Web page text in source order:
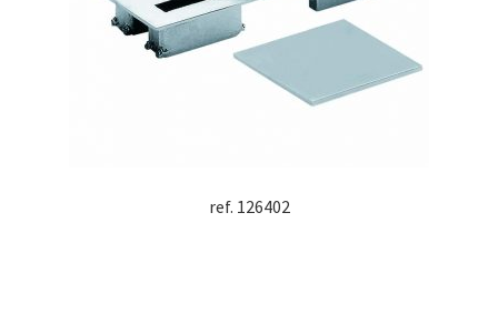
ref. 126402